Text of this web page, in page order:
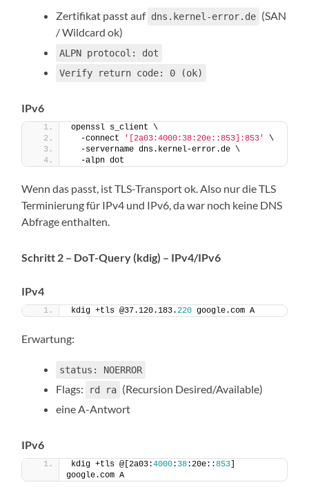
Zertifikat passt auf dns.kernel-error.de (SAN
/ Wildcard ok)
ALPN protocol: dot
Verify return code: 0 (ok)
IPv6
openssl s_client \
  -connect
'[2a03:4000:38:20e::853]:853'
\
  -servername dns.kernel-error.de \
  -alpn dot
Wenn das passt, ist TLS-Transport ok. Also nur die TLS
Terminierung für IPv4 und IPv6, da war noch keine DNS
Abfrage enthalten.
Schritt 2 – DoT-Query (kdig) – IPv4/IPv6
IPv4
kdig +tls @37.120.183.220 google.com A
Erwartung:
status: NOERROR
Flags: rd ra (Recursion Desired/Available)
eine A-Antwort
IPv6
kdig +tls @[2a03:4000: 38:20e::853
google.com A